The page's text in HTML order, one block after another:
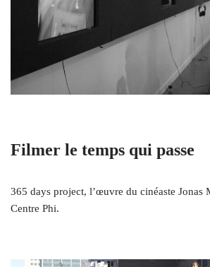
Filmer le temps qui passe
365 days project, l’œuvre du cinéaste Jonas
Centre Phi.